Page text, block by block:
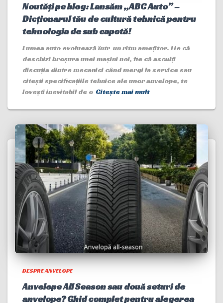
Noutăți pe blog: Lansăm „ABC Auto” –
Dicționarul tău de cultură tehnică pentru
tehnologia de sub capotă!
Lumea auto evoluează într-un ritm amețitor. Fie că
deschizi broșura unei mașini noi, fie că asculți
discuția dintre mecanici când mergi la service sau
citești specificațiile tehnice ale unor anvelope, te
lovești inevitabil de o Citește mai mult
DESPRE ANVELOPE
Anvelope All Season sau două seturi de
anvelope? Ghid complet pentru alegerea